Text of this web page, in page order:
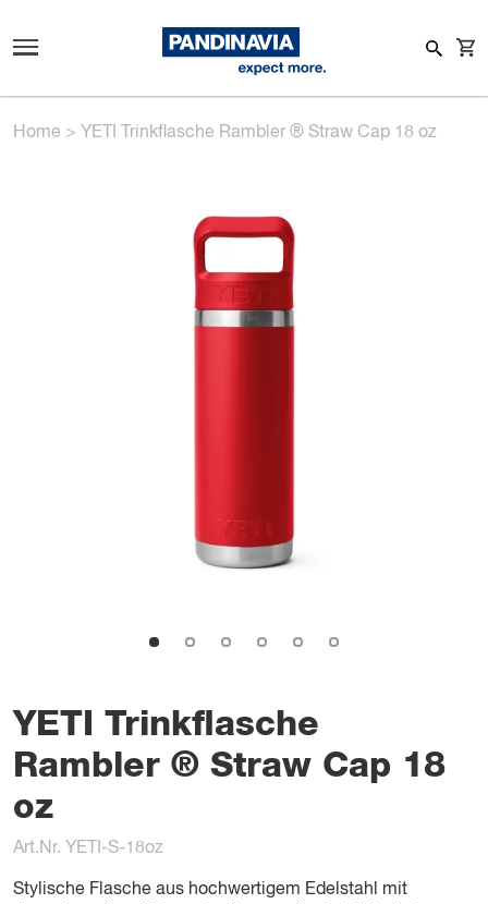
Home > YETI Trinkflasche Rambler ® Straw Cap 18 oz
YETI Trinkflasche
Rambler ® Straw Cap 18
oz
Art.Nr. YETI-S-18oz
Stylische Flasche aus hochwertigem Edelstahl mit